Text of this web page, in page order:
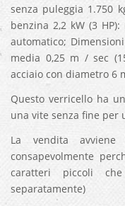
senza puleggia 1.750
benzina 2,2 kW (3
automatico;
media 0,25 m / sec
acciaio con diametro 6
Questo verricello ha
una vite senza fine per
La vendita
consapevolmente
caratteri piccoli
separatamente)